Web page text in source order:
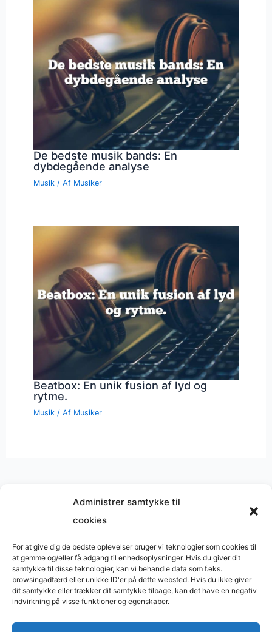
Administrer samtykke til
cookies
For at give dig de bedste oplevelser bruger vi teknologier som cookies til
at gemme og/eller få adgang til enhedsoplysninger. Hvis du giver dit
samtykke til disse teknologier, kan vi behandle data som f.eks.
browsingadfærd eller unikke ID'er på dette websted. Hvis du ikke giver
dit samtykke eller trækker dit samtykke tilbage, kan det have en negativ
indvirkning på visse funktioner og egenskaber.
De bedste musik bands: En
dybdegående analyse
Musik / Af Musiker
Beatbox: En unik fusion af lyd og
rytme.
Musik / Af Musiker
Musik på
Copyright © 2026 BasimWorld
Udviklet afWebbureau.dk
Bygget medWordPress